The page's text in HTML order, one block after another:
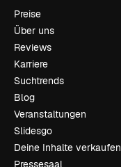
Preise
Über uns
Reviews
Karriere
Suchtrends
Blog
Veranstaltungen
Slidesgo
Deine Inhalte verkaufen
Pressesaal